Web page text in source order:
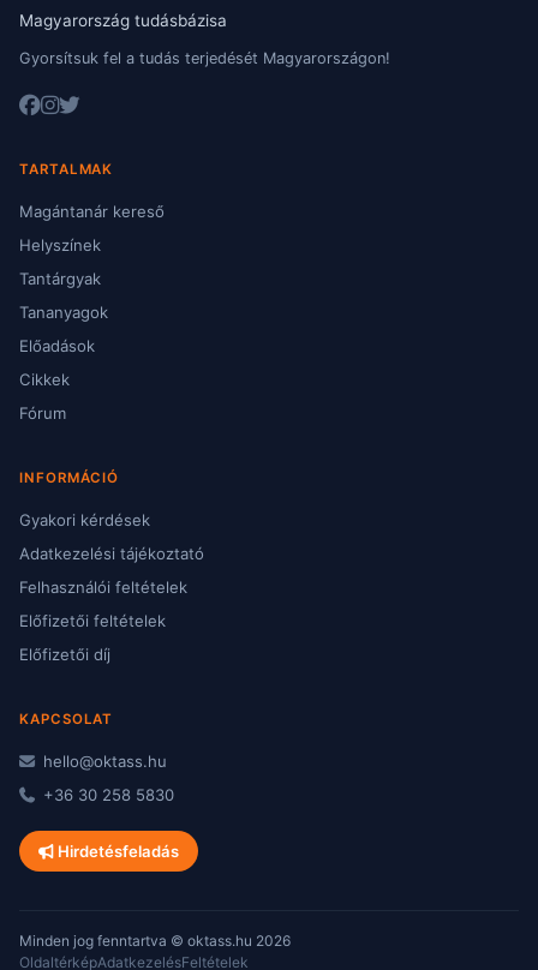
Magyarország tudásbázisa
Gyorsítsuk fel a tudás terjedését Magyarországon!
TARTALMAK
Magántanár kereső
Helyszínek
Tantárgyak
Tananyagok
Előadások
Cikkek
Fórum
INFORMÁCIÓ
Gyakori kérdések
Adatkezelési tájékoztató
Felhasználói feltételek
Előfizetői feltételek
Előfizetői díj
KAPCSOLAT
hello@oktass.hu
+36 30 258 5830
Hirdetésfeladás
Minden jog fenntartva © oktass.hu 2026
OldaltérképAdatkezelésFeltételek